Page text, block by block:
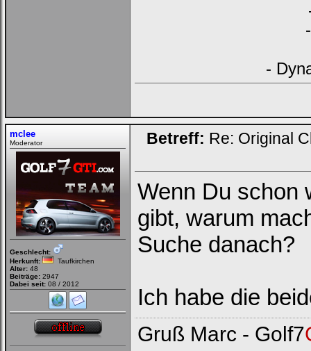
-
mclee
Moderator
Geschlecht:
Herkunft:
Taufkirchen
Alter: 48
Beiträge: 2947
Dabei seit: 08 / 2012
Betreff: Re: Original
Wenn Du schon
gibt, warum
Suche danach?
Ich habe die
Gruß Marc - Golf7